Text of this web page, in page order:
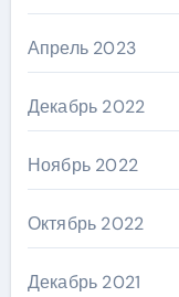
Апрель 2023
Декабрь 2022
Ноябрь 2022
Октябрь 2022
Декабрь 2021